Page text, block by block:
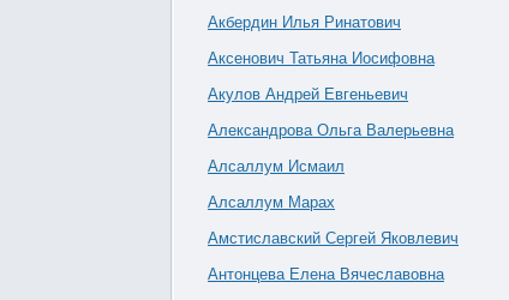
Акбердин Илья Ринатович
Аксенович Татьяна Иосифовна
Акулов Андрей Евгеньевич
Александрова Ольга Валерьевна
Алсаллум Исмаил
Алсаллум Марах
Амстиславский Сергей Яковлевич
Антонцева Елена Вячеславовна